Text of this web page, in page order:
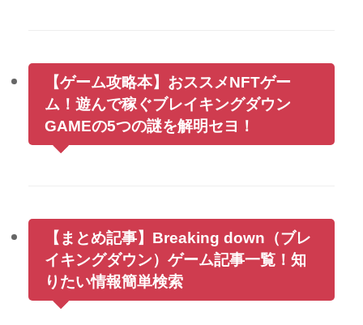
【ゲーム攻略本】おススメNFTゲー
ム！遊んで稼ぐブレイキングダウン
GAMEの5つの謎を解明セヨ！
【まとめ記事】Breaking down（ブレ
イキングダウン）ゲーム記事一覧！知
りたい情報簡単検索